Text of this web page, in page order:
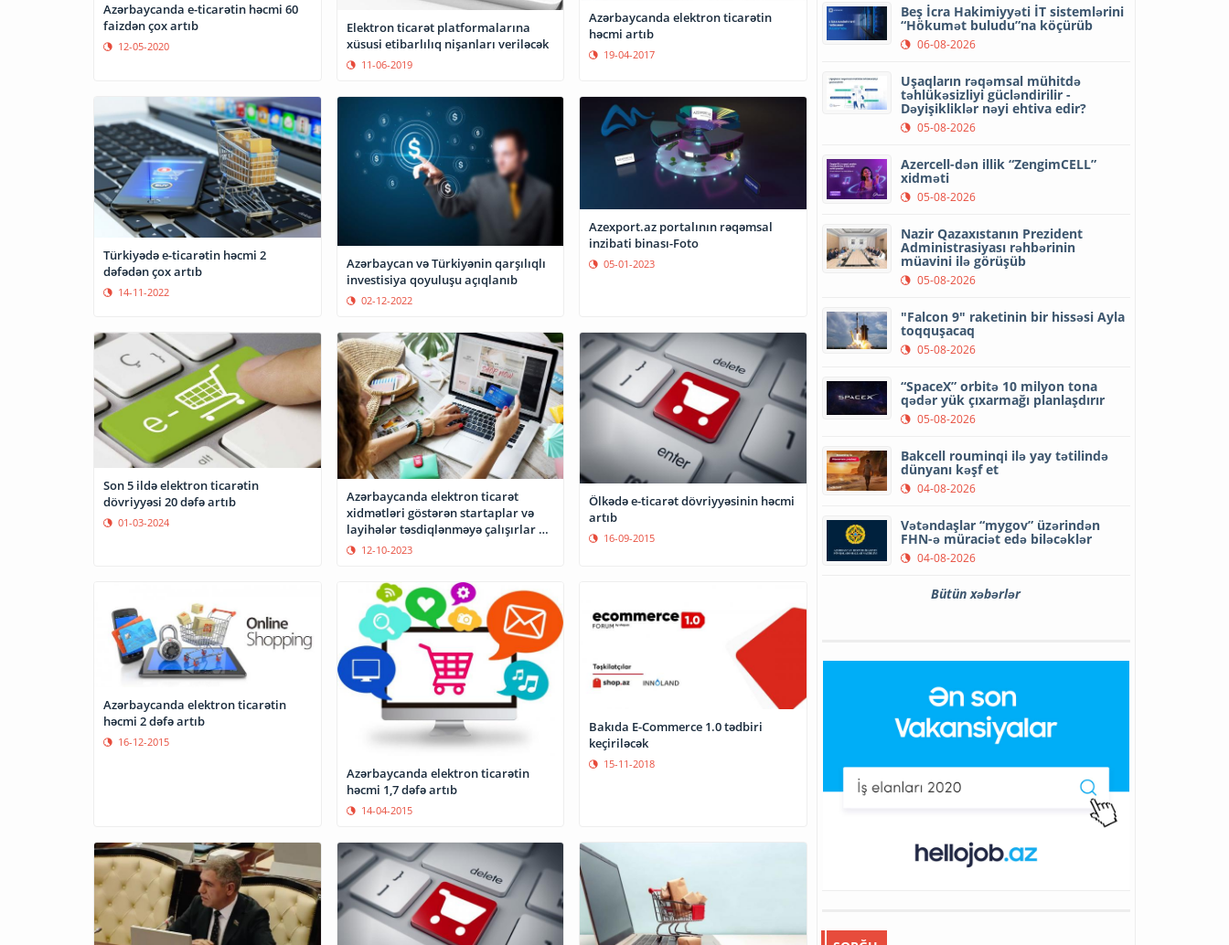
Azərbaycanda e-ticarətin həcmi 60
faizdən çox artıb
12-05-2020
Elektron ticarət platformalarına
xüsusi etibarlılıq nişanları veriləcək
11-06-2019
Azərbaycanda elektron ticarətin
həcmi artıb
19-04-2017
Türkiyədə e-ticarətin həcmi 2
dəfədən çox artıb
14-11-2022
Azərbaycan və Türkiyənin qarşılıqlı
investisiya qoyuluşu açıqlanıb
02-12-2022
Azexport.az portalının rəqəmsal
inzibati binası-Foto
05-01-2023
Son 5 ildə elektron ticarətin
dövriyyəsi 20 dəfə artıb
01-03-2024
Azərbaycanda elektron ticarət
xidmətləri göstərən startaplar və
layihələr təsdiqlənməyə çalışırlar –
ŞƏRH12-10-2023
Ölkədə e-ticarət dövriyyəsinin həcmi
artıb
16-09-2015
Azərbaycanda elektron ticarətin
həcmi 2 dəfə artıb
16-12-2015
Azərbaycanda elektron ticarətin
həcmi 1,7 dəfə artıb
14-04-2015
Bakıda E-Commerce 1.0 tədbiri
keçiriləcək
15-11-2018
Beş İcra Hakimiyyəti İT sistemlərini
“Hökumət buludu”na köçürüb
06-08-2026
Uşaqların rəqəmsal mühitdə
təhlükəsizliyi gücləndirilir -
Dəyişikliklər nəyi ehtiva edir?
05-08-2026
Azercell-dən illik “ZengimCELL”
xidməti
05-08-2026
Nazir Qazaxıstanın Prezident
Administrasiyası rəhbərinin
müavini ilə görüşüb
05-08-2026
"Falcon 9" raketinin bir hissəsi Ayla
toqquşacaq
05-08-2026
“SpaceX” orbitə 10 milyon tona
qədər yük çıxarmağı planlaşdırır
05-08-2026
Bakcell rouminqi ilə yay tətilində
dünyanı kəşf et
04-08-2026
Vətəndaşlar “mygov” üzərindən
FHN-ə müraciət edə biləcəklər
04-08-2026
Bütün xəbərlər